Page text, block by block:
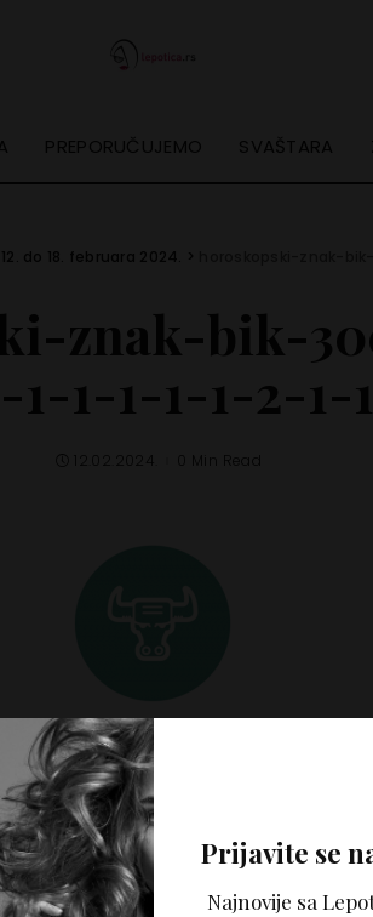
Prijavite se
Najnovije sa
PREPORUČUJEMO SVAŠTARA
do 18. februara 2024. >
znak-bik-
1-1-1-1-1-2-1-
12.02.2024.
napisani su samo u
medicinske, psihološke niti bilo
mišljenje autora i nije zamena